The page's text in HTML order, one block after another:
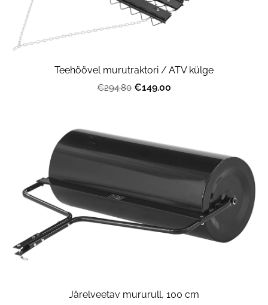
Teehöövel murutraktori / ATV külge
€294.80 €149.00
Järelveetav mururull, 100 cm